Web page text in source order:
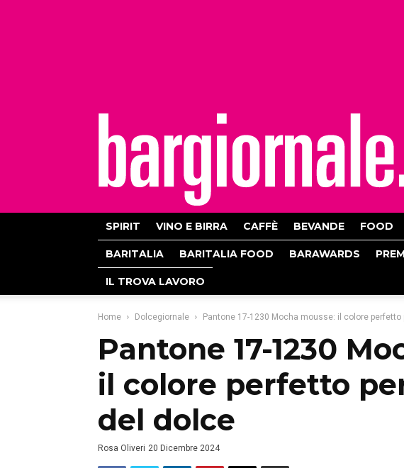
SPIRIT VINO E BIRRA CAFFÈ BEVANDE FOOD
BARITALIA BARITALIA FOOD BARAWARDS
IL TROVA LAVORO
Home Dolcegiornale Pantone 17-1230 Mocha mousse: il colore
Pantone 17-1230
il colore perfetto
del dolce
Rosa Oliveri 20 Dicembre 2024